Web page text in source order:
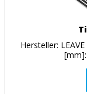
Hersteller: